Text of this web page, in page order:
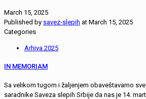
March 15, 2025
Published by savez-slepih at March 15, 2025
Categories
Arhiva 2025
IN MEMORIAM
Sa velikom tugom i žaljenjem obaveštavamo
saradnike Saveza slepih Srbije da nas je 14.